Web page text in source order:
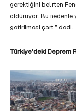
gerektiğini belirten
öldürüyor. Bu nedenle
getirilmesi şart.” dedi.
Türkiye’deki Deprem